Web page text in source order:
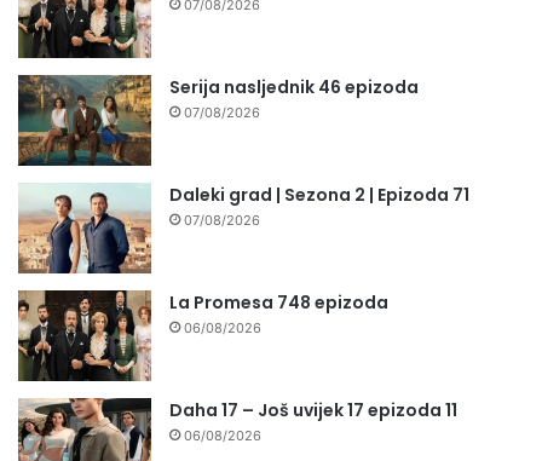
07/08/2026
Serija nasljednik 46 epizoda
07/08/2026
Daleki grad | Sezona 2 | Epizoda 71
07/08/2026
La Promesa 748 epizoda
06/08/2026
Daha 17 – Još uvijek 17 epizoda 11
06/08/2026